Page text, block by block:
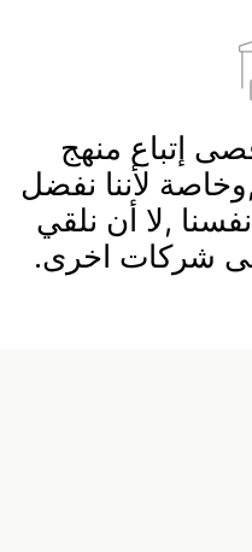
إتباع منهج
لأننا نفضل
,لا أن نلقي
شركات اخرى.